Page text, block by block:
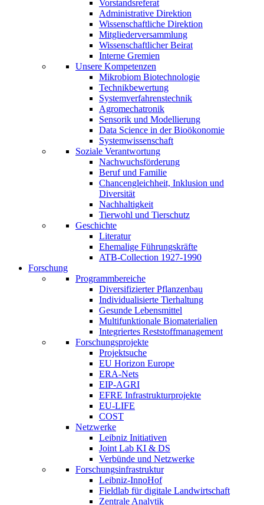
Vorstandsreferat
Administrative Direktion
Wissenschaftliche Direktion
Mitgliederversammlung
Wissenschaftlicher Beirat
Interne Gremien
Unsere Kompetenzen
Mikrobiom Biotechnologie
Technikbewertung
Systemverfahrenstechnik
Agromechatronik
Sensorik und Modellierung
Data Science in der Bioökonomie
Systemwissenschaft
Soziale Verantwortung
Nachwuchsförderung
Beruf und Familie
Chancengleichheit, Inklusion und
Diversität
Nachhaltigkeit
Tierwohl und Tierschutz
Geschichte
Literatur
Ehemalige Führungskräfte
ATB-Collection 1927-1990
Forschung
Programmbereiche
Diversifizierter Pflanzenbau
Individualisierte Tierhaltung
Gesunde Lebensmittel
Multifunktionale Biomaterialien
Integriertes Reststoffmanagement
Forschungsprojekte
Projektsuche
EU Horizon Europe
ERA-Nets
EIP-AGRI
EFRE Infrastrukturprojekte
EU-LIFE
COST
Netzwerke
Leibniz Initiativen
Joint Lab KI & DS
Verbünde und Netzwerke
Forschungsinfrastruktur
Leibniz-InnoHof
Fieldlab für digitale Landwirtschaft
Zentrale Analytik